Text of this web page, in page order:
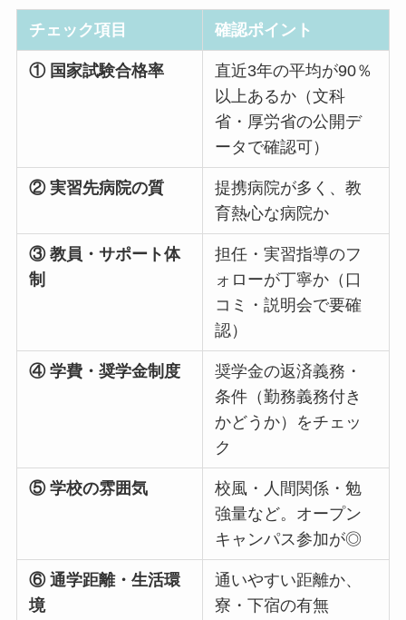
チェック項目 確認ポイント
① 国家試験合格率
直近3年の平均が90％
以上あるか（文科
省・厚労省の公開デ
ータで確認可）
② 実習先病院の質
提携病院が多く、教
育熱心な病院か
③ 教員・サポート体
制
担任・実習指導のフ
ォローが丁寧か（口
コミ・説明会で要確
認）
④ 学費・奨学金制度
奨学金の返済義務・
条件（勤務義務付き
かどうか）をチェッ
ク
⑤ 学校の雰囲気
校風・人間関係・勉
強量など。オープン
キャンパス参加が◎
⑥ 通学距離・生活環
境
通いやすい距離か、
寮・下宿の有無